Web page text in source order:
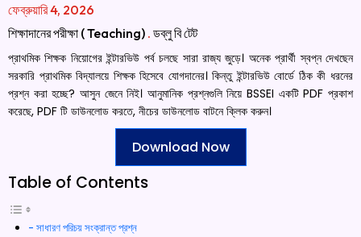
ফেব্রুয়ারি 4, 2026
শিক্ষাদানের পরীক্ষা ( Teaching) . ডব্লু বি টেট
প্রাথমিক শিক্ষক নিয়োগের ইন্টারভিউ পর্ব চলছে সারা রাজ্য জুড়ে। অনেক প্রার্থী স্বপ্ন দেখছেন
সরকারি প্রাথমিক বিদ্যালয়ে শিক্ষক হিসেবে যোগদানের। কিন্তু ইন্টারভিউ বোর্ডে ঠিক কী ধরনের
প্রশ্ন করা হচ্ছে? আসুন জেনে নিই। আনুমানিক প্রশ্নগুলি নিয়ে BSSEI একটি PDF প্রকাশ
করেছে, PDF টি ডাউনলোড করতে, নীচের ডাউনলোড বাটনে ক্লিক করুন।
Download Now
Table of Contents
সাধারণ পরিচয় সংক্রান্ত প্রশ্ন